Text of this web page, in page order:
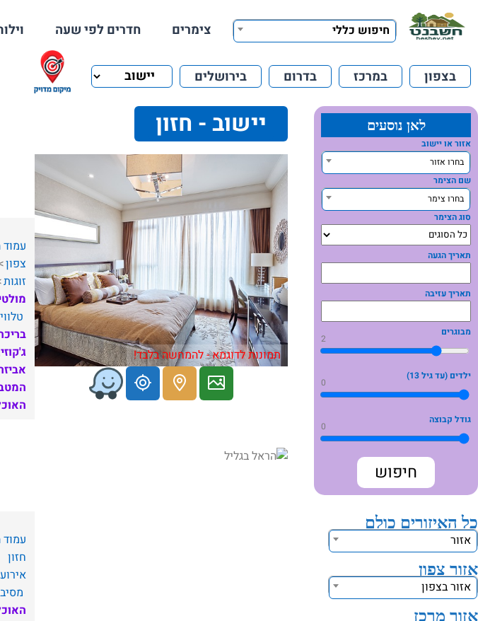
חיפוש כללי צימרים חדרים לפי שעה
בצפון במרכז בדרום בירושלים
לאן נוסעים
אזור או יישוב
בחרו אזור
שם הצימר
בחרו צימר
סוג הצימר
תאריך הגעה
תאריך עזיבה
מבוגרים
2
ילדים (עד גיל 13)
0
גודל קבוצה
0
כל האיזורים כולם
אזור
אזור צפון
אזור בצפון
אזור מרכז
יישוב - חזון
תמונות לדוגמא - להמחשה בלבד!
צפון
זוגות
חזון